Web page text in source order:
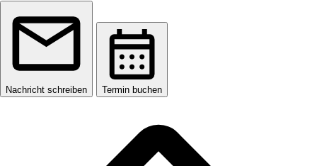
Nachricht schreiben Termin buchen